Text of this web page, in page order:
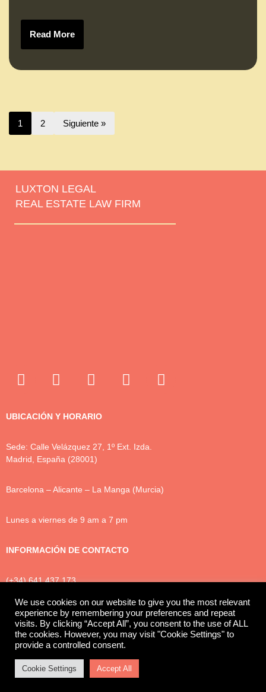
Read More
1 2 Siguiente »
LUXTON LEGAL
REAL ESTATE LAW FIRM
UBICACIÓN Y HORARIO
Sede: Calle Velázquez 27, 1º Ext. Izda.
Madrid, España (28001)
Barcelona – Alicante – La Manga (Murcia)
Lunes a viernes de 9 am a 7 pm
INFORMACIÓN DE CONTACTO
(+34) 641 437 173
Política de Privacidad Cookies Aviso legal
© 2025 Luxton Legal
We use cookies on our website to give you the most relevant
experience by remembering your preferences and repeat
visits. By clicking “Accept All”, you consent to the use of ALL
the cookies. However, you may visit "Cookie Settings" to
provide a controlled consent.
Cookie Settings Accept All